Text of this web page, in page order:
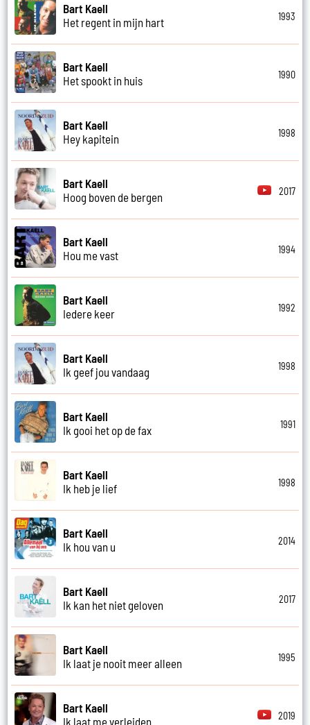
Bart Kaell
Het regent in mijn hart
1993
Bart Kaell
Het spookt in huis
1990
Bart Kaell
Hey kapitein
1998
Bart Kaell
Hoog boven de bergen
2017
Bart Kaell
Hou me vast
1994
Bart Kaell
Iedere keer
1992
Bart Kaell
Ik geef jou vandaag
1998
Bart Kaell
Ik gooi het op de fax
1991
Bart Kaell
Ik heb je lief
1998
Bart Kaell
Ik hou van u
2014
Bart Kaell
Ik kan het niet geloven
2017
Bart Kaell
Ik laat je nooit meer alleen
1995
Bart Kaell
Ik laat me verleiden
2019